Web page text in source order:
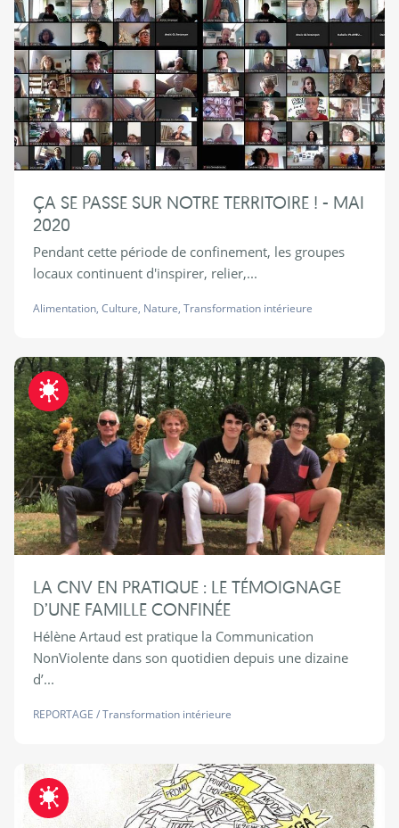
ÇA SE PASSE SUR NOTRE TERRITOIRE ! - MAI
2020
Pendant cette période de confinement, les groupes
locaux continuent d'inspirer, relier,...
Alimentation, Culture, Nature, Transformation intérieure
Fraternite-COVID19
LA CNV EN PRATIQUE : LE TÉMOIGNAGE
D’UNE FAMILLE CONFINÉE
Hélène Artaud est pratique la Communication
NonViolente dans son quotidien depuis une dizaine
d’...
REPORTAGE /Transformation intérieure
Fraternite-COVID19